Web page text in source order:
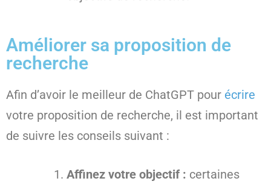
Améliorer sa proposition de
recherche
Afin d’avoir le meilleur de ChatGPT pour écrire
votre proposition de recherche, il est important
de suivre les conseils suivant :
Affinez votre objectif : certaines